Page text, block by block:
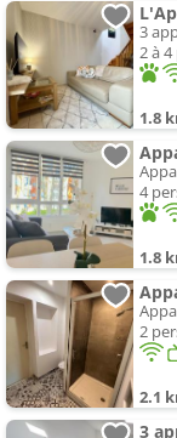
3
2 à
1.8
4
1.8
2
2.1